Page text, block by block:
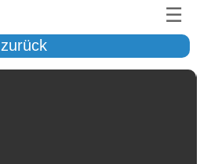
☰
zurück